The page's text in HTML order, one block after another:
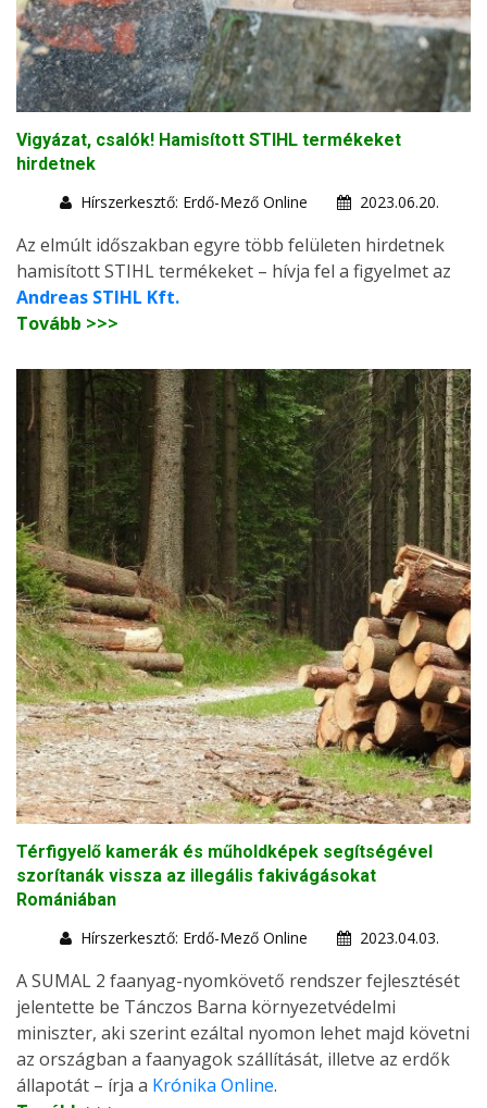
Vigyázat, csalók! Hamisított STIHL termékeket
hirdetnek
Hírszerkesztő: Erdő-Mező Online
2023.06.20.
Az elmúlt időszakban egyre több felületen hirdetnek
hamisított STIHL termékeket – hívja fel a figyelmet az
Andreas STIHL Kft.
Tovább >>>
Térfigyelő kamerák és műholdképek segítségével
szorítanák vissza az illegális fakivágásokat
Romániában
Hírszerkesztő: Erdő-Mező Online
2023.04.03.
A SUMAL 2 faanyag-nyomkövető rendszer fejlesztését
jelentette be Tánczos Barna környezetvédelmi
miniszter, aki szerint ezáltal nyomon lehet majd követni
az országban a faanyagok szállítását, illetve az erdők
állapotát – írja a Krónika Online.